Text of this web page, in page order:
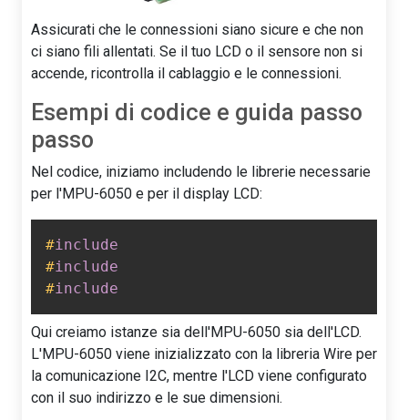
Assicurati che le connessioni siano sicure e che non
ci siano fili allentati. Se il tuo LCD o il sensore non si
accende, ricontrolla il cablaggio e le connessioni.
Esempi di codice e guida passo
passo
Nel codice, iniziamo includendo le librerie necessarie
per l'MPU-6050 e per il display LCD:
#include
#include
#include
Qui creiamo istanze sia dell'MPU-6050 sia dell'LCD.
L'MPU-6050 viene inizializzato con la libreria Wire per
la comunicazione I2C, mentre l'LCD viene configurato
con il suo indirizzo e le sue dimensioni.